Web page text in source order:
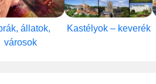
állatok,
városok
Kastélyok – keverék